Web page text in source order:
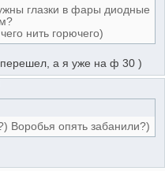
глазки в фары диодные
нить горючего)
перешел, а я уже на ф 30 )
Воробья опять забанили?)